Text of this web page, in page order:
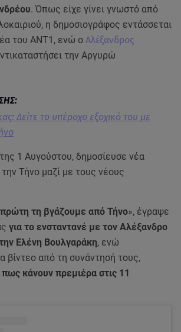
. Όπως είχε γίνει γνωστό από
η δημοσιογράφος εντάσσεται
του ANT1, ενώ ο Αλέξανδρος
την Αργυρώ
Δείτε το υπέροχο εξοχικό του με
1 Αυγούστου, δημοσίευσε νέα
Τήνο μαζί με τους νέους
τη βγάζουμε από Τήνο», έγραψε
για το ενσταντανέ με τον Αλέξανδρο
Ελένη Βουλγαράκη, ενώ
βίντεο από τη συνάντησή τους,
κάνουν πρεμιέρα στις 11